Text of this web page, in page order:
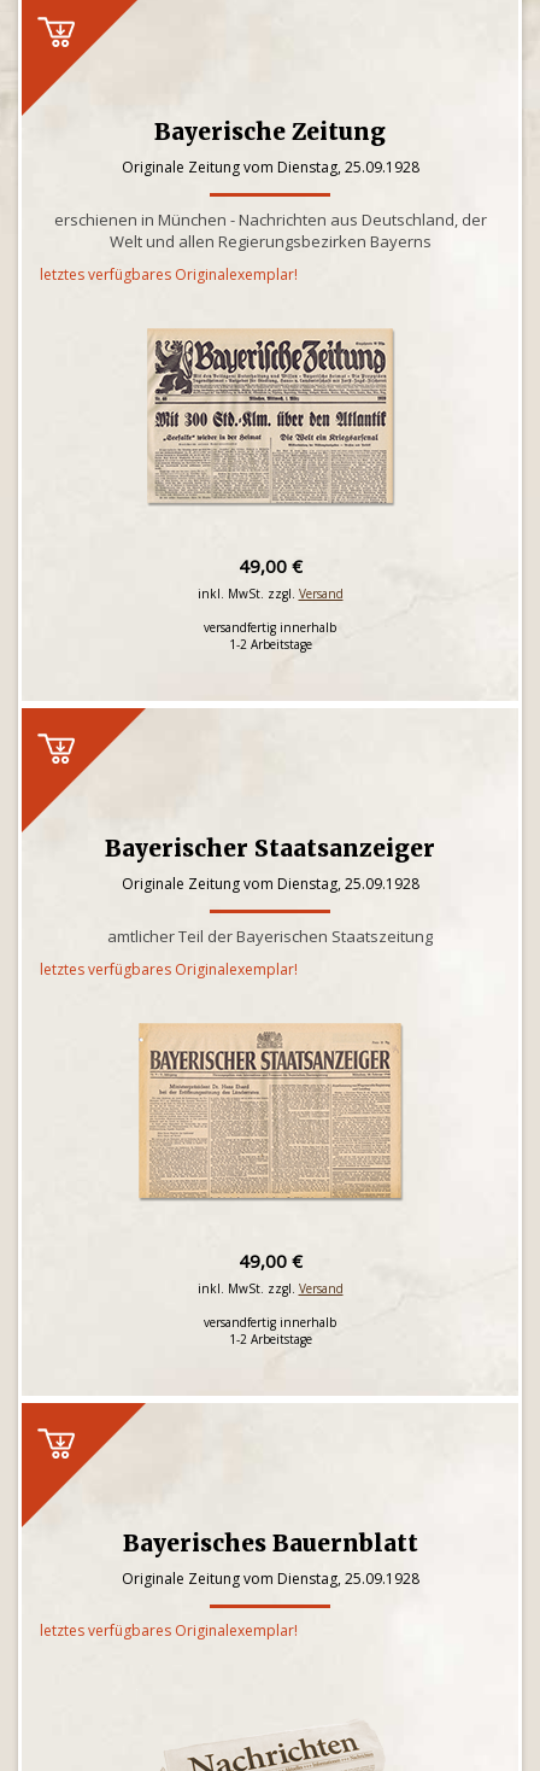
Bayerische Zeitung
Originale Zeitung vom Dienstag, 25.09.1928
erschienen in München - Nachrichten aus Deutschland, der
Welt und allen Regierungsbezirken Bayerns
letztes verfügbares Originalexemplar!
49,00 €
inkl. MwSt. zzgl. Versand
versandfertig innerhalb
1-2 Arbeitstage
Bayerischer Staatsanzeiger
Originale Zeitung vom Dienstag, 25.09.1928
amtlicher Teil der Bayerischen Staatszeitung
letztes verfügbares Originalexemplar!
49,00 €
inkl. MwSt. zzgl. Versand
versandfertig innerhalb
1-2 Arbeitstage
Bayerisches Bauernblatt
Originale Zeitung vom Dienstag, 25.09.1928
letztes verfügbares Originalexemplar!